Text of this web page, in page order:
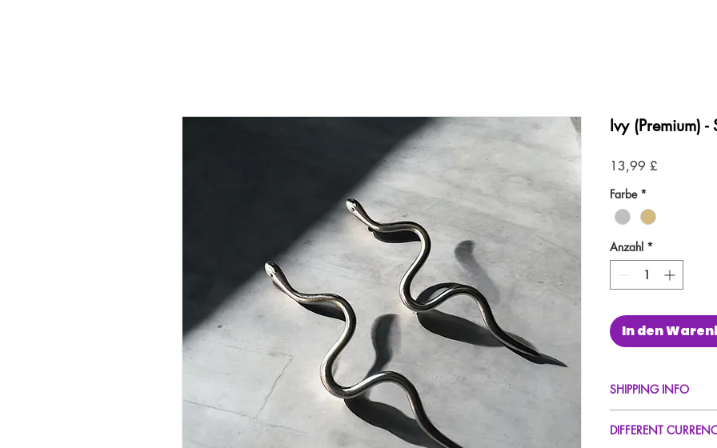
Ivy (Premium)
13,99 £
Farbe *
Anzahl *
In den
SHIPPING INFO
UK Express Delivery
DIFFERENT